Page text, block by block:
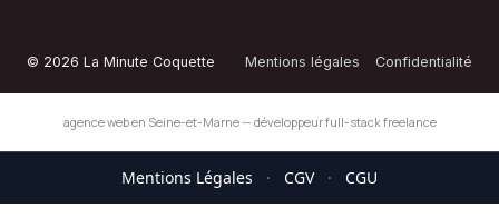
© 2026 La Minute Coquette Mentions légales Confidentialité
agence web en Seine-et-Marne— développeur full-stack freelance
Mentions Légales · CGV · CGU